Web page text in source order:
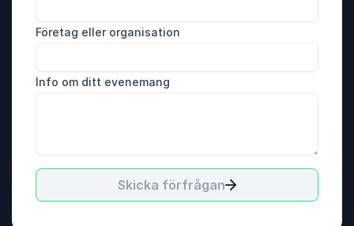
Företag eller organisation
Info om ditt evenemang
Skicka förfrågan